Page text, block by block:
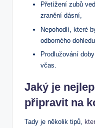
Přetížení zubů
zranění dásní,
Nepohodlí, které
odborného dohledu,
Prodlužování
včas.
Jaký je
připravit na
Tady je několik tipů,